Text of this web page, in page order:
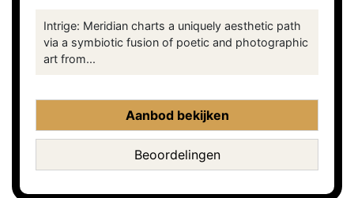
Intrige: Meridian charts a uniquely aesthetic path
via a symbiotic fusion of poetic and photographic
art from...
Aanbod bekijken
Beoordelingen